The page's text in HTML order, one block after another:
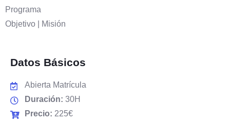
Programa
Objetivo | Misión
Datos Básicos
Abierta Matrícula
Duración: 30H
Precio: 225€